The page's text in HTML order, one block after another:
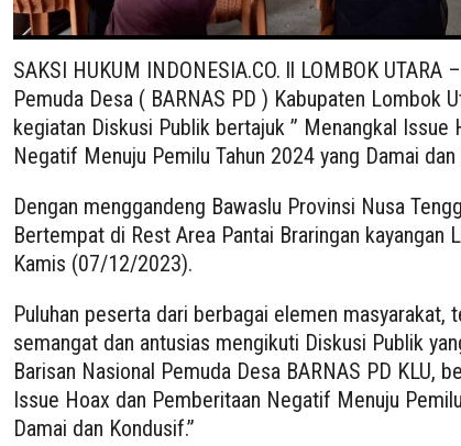
SAKSI HUKUM INDONESIA.CO. ll LOMBOK UTARA
Pemuda Desa ( BARNAS PD ) Kabupaten Lombok
kegiatan Diskusi Publik bertajuk ” Menangkal Issue
Negatif Menuju Pemilu Tahun 2024 yang Damai dan
Dengan menggandeng Bawaslu Provinsi Nusa
Bertempat di Rest Area Pantai Braringan kayangan
Kamis (07/12/2023).
Puluhan peserta dari berbagai elemen masyarakat,
semangat dan antusias mengikuti Diskusi Publik
Barisan Nasional Pemuda Desa BARNAS PD KLU,
Issue Hoax dan Pemberitaan Negatif Menuju
Damai dan Kondusif.”